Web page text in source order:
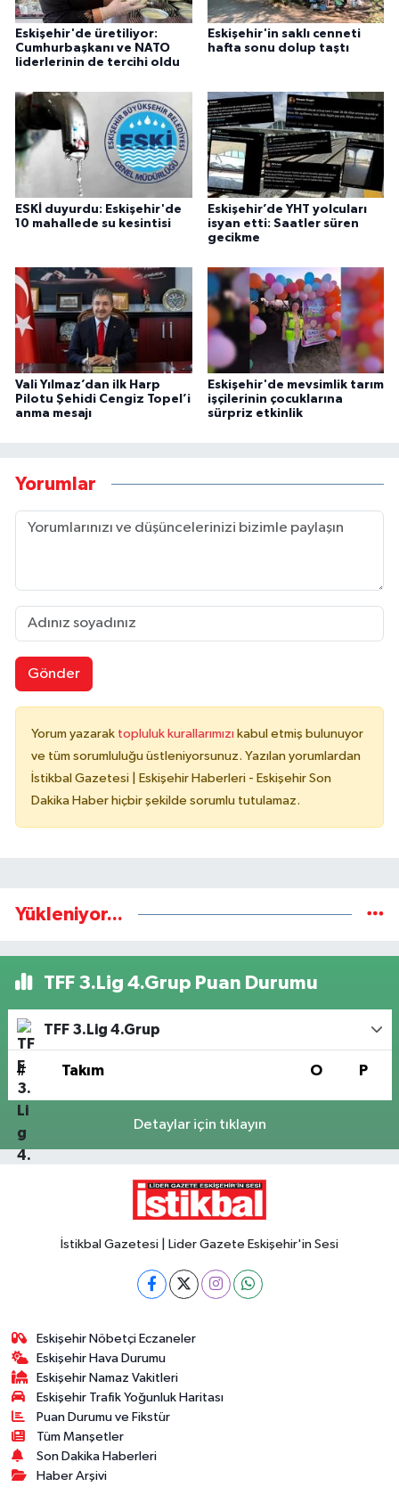
Eskişehir'de üretiliyor:
Cumhurbaşkanı ve NATO
liderlerinin de tercihi oldu
Eskişehir'in saklı cenneti
hafta sonu dolup taştı
ESKİ duyurdu: Eskişehir'de
10 mahallede su kesintisi
Eskişehir’de YHT yolcuları
isyan etti: Saatler süren
gecikme
Vali Yılmaz’dan ilk Harp
Pilotu Şehidi Cengiz Topel’i
anma mesajı
Eskişehir'de mevsimlik tarım
işçilerinin çocuklarına
sürpriz etkinlik
Yorumlar
Gönder
Yorum yazarak topluluk kurallarımızı kabul etmiş bulunuyor
ve tüm sorumluluğu üstleniyorsunuz. Yazılan yorumlardan
İstikbal Gazetesi | Eskişehir Haberleri - Eskişehir Son
Dakika Haber hiçbir şekilde sorumlu tutulamaz.
Yükleniyor...
TFF 3.Lig 4.Grup Puan Durumu
TFF 3.Lig 4.Grup
# Takım O P
Detaylar için tıklayın
İstikbal Gazetesi | Lider Gazete Eskişehir'in Sesi
Eskişehir Nöbetçi Eczaneler
Eskişehir Hava Durumu
Eskişehir Namaz Vakitleri
Eskişehir Trafik Yoğunluk Haritası
Puan Durumu ve Fikstür
Tüm Manşetler
Son Dakika Haberleri
Haber Arşivi